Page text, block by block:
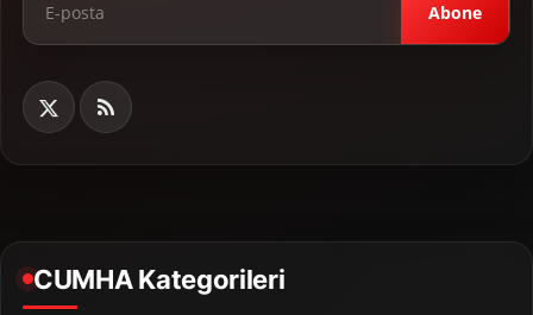
Abone
CUMHA Kategorileri